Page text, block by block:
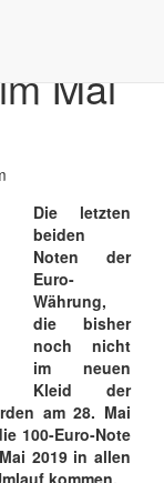
Mai
Die letzten
beiden
Noten der
Euro-
Währung,
die bisher
noch nicht
im neuen
Kleid der
am 28. Mai
100-Euro-Note
2019 in allen
kommen.